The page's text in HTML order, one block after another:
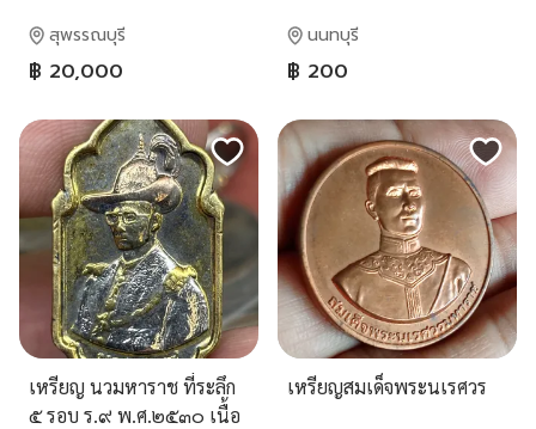
สุพรรณบุรี
฿ 20,000
นนทบุรี
฿ 200
เหรียญ นวมหาราช ที่ระลึก
๕ รอบ ร.๙ พ.ศ.๒๕๓๐ เนื้อ
เหรียญสมเด็จพระนเรศวร